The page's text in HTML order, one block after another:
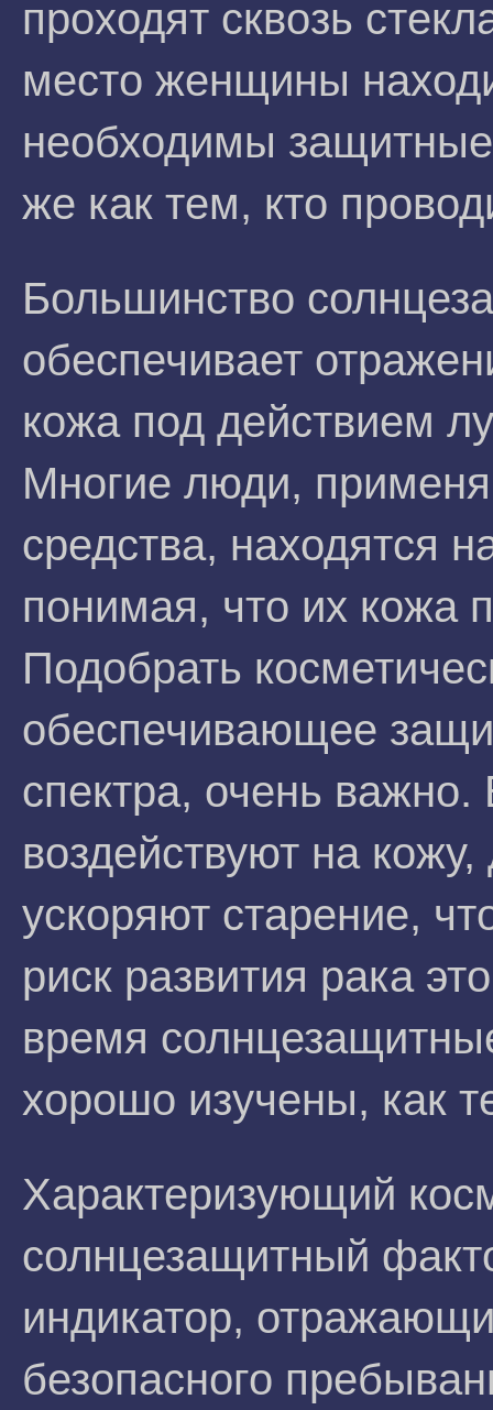
проходят сквозь
место женщины
необходимы защитные
же как тем, кто
Большинство
обеспечивает
кожа под действием
Многие люди,
средства, находятся
понимая, что их кожа
Подобрать
обеспечивающее
спектра, очень
воздействуют на
ускоряют старение,
риск развития рака
время
хорошо изучены, как
Характеризующий
солнцезащитный
индикатор,
безопасного